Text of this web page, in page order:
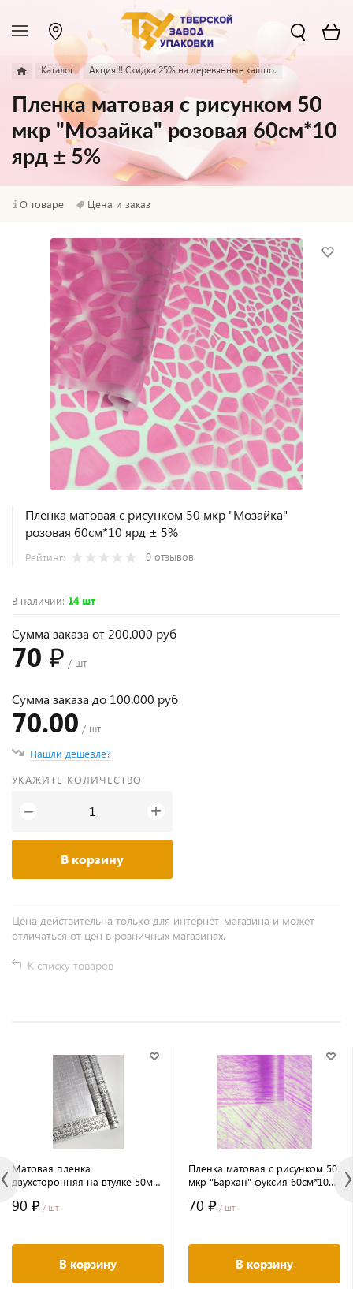
Каталог Акция!!! Скидка 25% на деревянные кашпо.
Пленка матовая с рисунком 50
мкр "Мозайка" розовая 60см*10
ярд ± 5%
О товаре Цена и заказ
Пленка матовая с рисунком 50 мкр "Мозайка"
розовая 60см*10 ярд ± 5%
Рейтинг: 0 отзывов
В наличии: 14 шт
Сумма заказа от 200.000 руб
70 ₽ / шт
Сумма заказа до 100.000 руб
70.00 / шт
Нашли дешевле?
УКАЖИТЕ КОЛИЧЕСТВО
− +
В корзину
Цена действительна только для интернет-магазина и может
отличаться от цен в розничных магазинах.
К списку товаров
Матовая пленка
двухсторонняя на втулке 50мкр
черный 60 см*10 ярд ± 5%
90 ₽ / шт
В корзину
Пленка матовая с рисунком 50
мкр "Бархан" фуксия 60см*10
70 ₽ / шт
В корзину